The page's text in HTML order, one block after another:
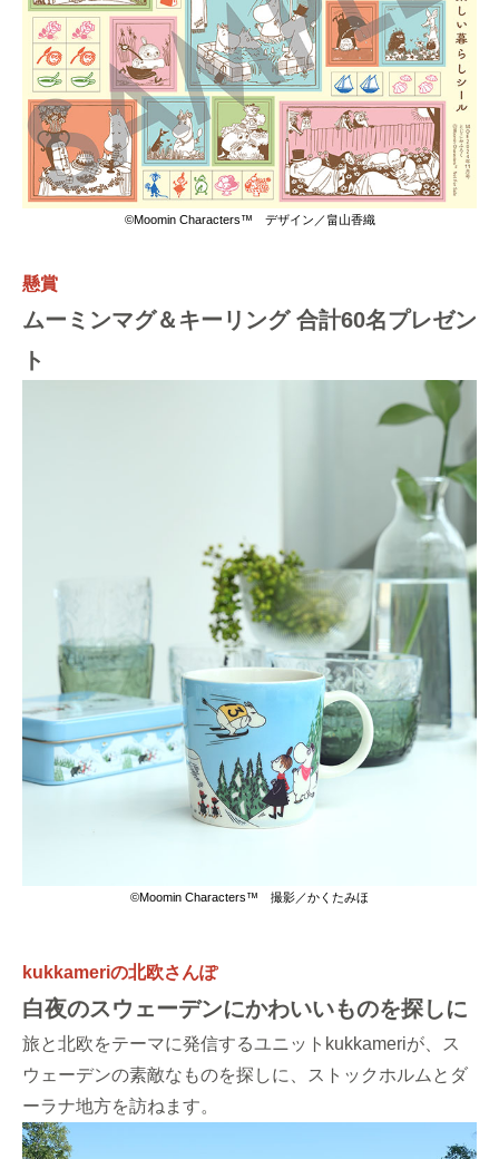
©Moomin Characters™ デザイン／畠山香織
懸賞
ムーミンマグ＆キーリング 合計60名プレゼン
ト
©Moomin Characters™ 撮影／かくたみほ
kukkameriの北欧さんぽ
白夜のスウェーデンにかわいいものを探しに
旅と北欧をテーマに発信するユニットkukkameriが、ス
ウェーデンの素敵なものを探しに、ストックホルムとダ
ーラナ地方を訪ねます。